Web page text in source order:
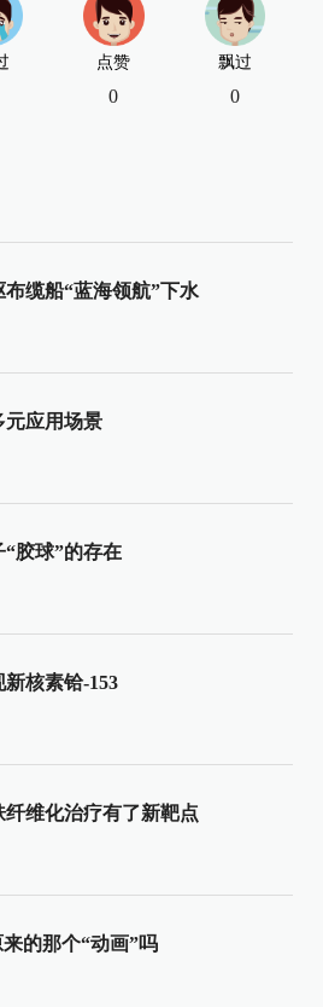
点赞
0
飘过
0
缆船“蓝海领航”下水
元应用场景
胶球”的存在
核素铪-153
维化治疗有了新靶点
的那个“动画”吗